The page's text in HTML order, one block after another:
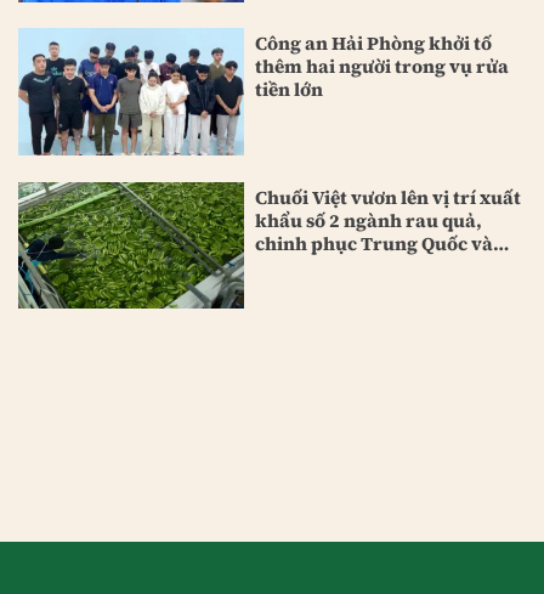
Công an Hải Phòng khởi tố
thêm hai người trong vụ rửa
tiền lớn
Chuối Việt vươn lên vị trí xuất
khẩu số 2 ngành rau quả,
chinh phục Trung Quốc và